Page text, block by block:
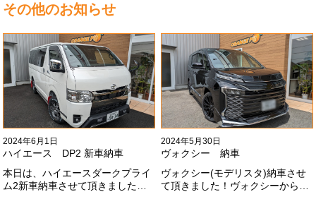
その他のお知らせ
2024年6月1日
ハイエース DP2 新車納車
本日は、ハイエースダークプライ
ム2新車納車させて頂きました！
2024年5月30日
ヴォクシー 納車
ヴォクシー(モデリスタ)納車させ
て頂きました！ヴォクシーからヴ